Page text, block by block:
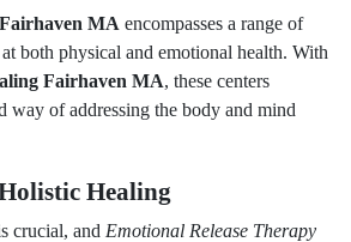
MA encompasses a range of
both physical and emotional health. With
Fairhaven MA, these centers
way of addressing the body and mind
Healing
crucial, and Emotional Release Therapy